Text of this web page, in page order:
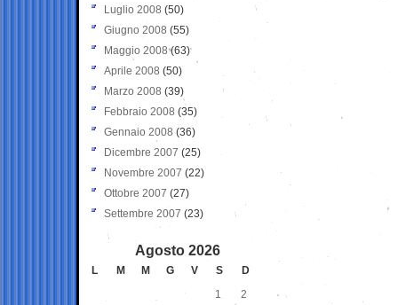
Luglio 2008 (50)
Giugno 2008 (55)
Maggio 2008(63)
Aprile 2008 (50)
Marzo 2008 (39)
Febbraio 2008 (35)
Gennaio 2008 (36)
Dicembre 2007 (25)
Novembre 2007 (22)
Ottobre 2007 (27)
Settembre 2007 (23)
Agosto 2026
L M M G V S
D
1
2